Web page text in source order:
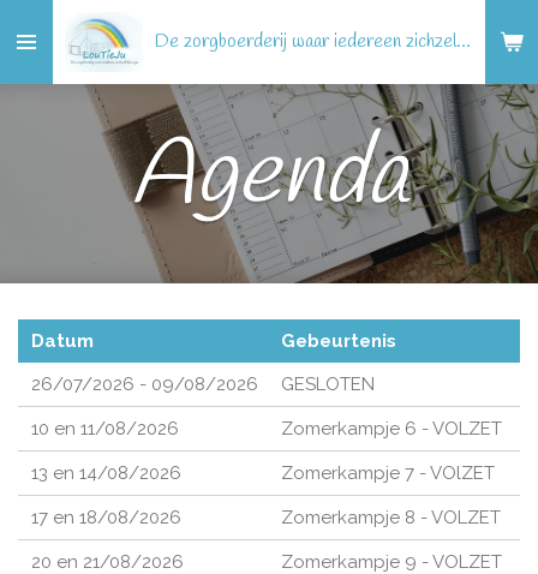
direct
naar
hoofdinhoud
De zorgboerderij waar iedereen zichzelf kan zijn!
Agenda
Datum
Gebeurtenis
26/07/2026 - 09/08/2026
GESLOTEN
10 en 11/08/2026 Zomerkampje 6 - VOLZET
13 en 14/08/2026 Zomerkampje 7 - VOlZET
17 en 18/08/2026 Zomerkampje 8 - VOLZET
20 en 21/08/2026 Zomerkampje 9 - VOLZET